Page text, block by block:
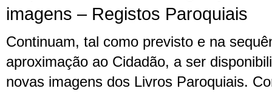
imagens – Registos Paroquiais
Continuam, tal como previsto e na
aproximação ao Cidadão, a ser
novas imagens dos Livros Paroquiais.